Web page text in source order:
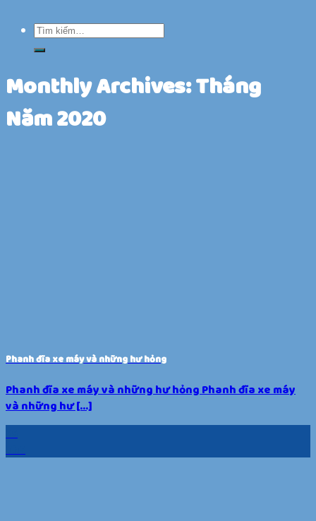
Monthly Archives:Tháng
Năm 2020
Phanh đĩa xe máy và những hư hỏng
Phanh đĩa xe máy và những hư hỏng Phanh đĩa xe máy
và những hư [...]